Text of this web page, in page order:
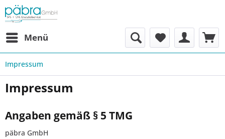
Menü
Impressum
Impressum
Angaben gemäß § 5 TMG
päbra GmbH